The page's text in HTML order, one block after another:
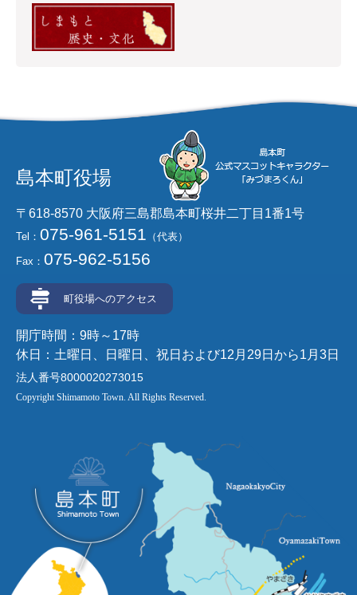
島本町役場
〒618-8570 大阪府三島郡島本町桜井二丁目1番1号
Tel： 075-961-5151 （代表）
Fax： 075-962-5156
町役場へのアクセス
開庁時間：9時～17時
休日：土曜日、日曜日、祝日および12月29日から1月3日
法人番号8000020273015
Copyright Shimamoto Town. All Rights Reserved.